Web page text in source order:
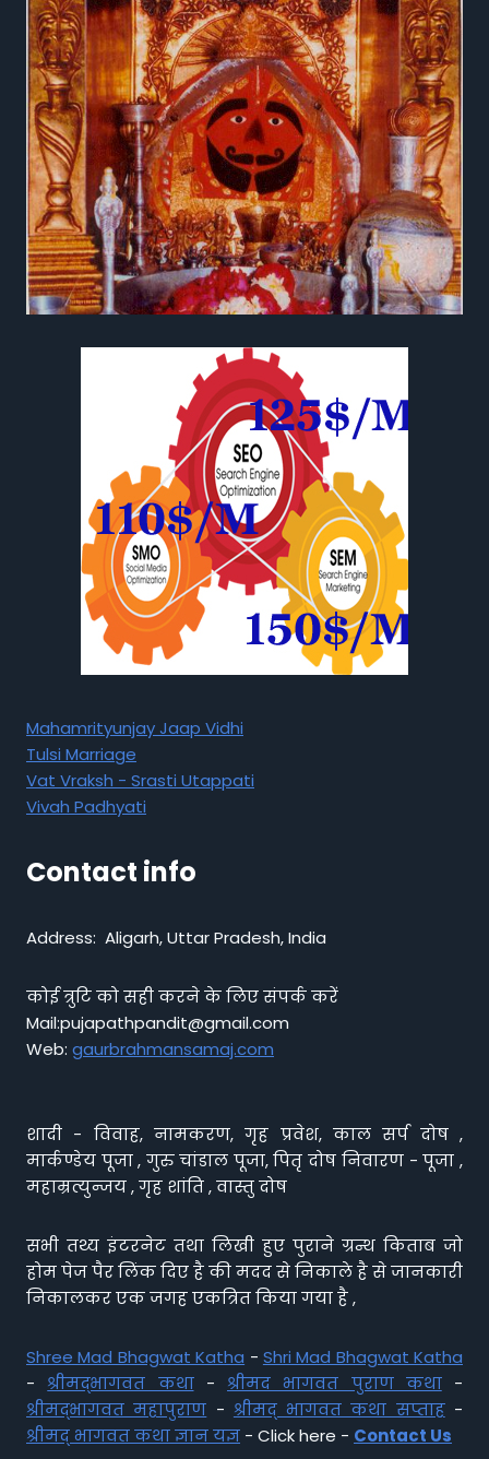
Mahamrityunjay Jaap Vidhi
Tulsi Marriage
Vat Vraksh - Srasti Utappati
Vivah Padhyati
Contact info
Address: Aligarh, Uttar Pradesh, India
कोई त्रुटि को सही करने के लिए संपर्क करें
Mail:pujapathpandit@gmail.com
Web: gaurbrahmansamaj.com
शादी - विवाह, नामकरण, गृह प्रवेश, काल सर्प दोष ,
मार्कण्डेय पूजा , गुरु चांडाल पूजा, पितृ दोष निवारण - पूजा ,
महाम्रत्युन्जय , गृह शांति , वास्तु दोष
सभी तथ्य इंटरनेट तथा लिखी हुए पुराने ग्रन्थ किताब जो
होम पेज पैर लिंक दिए है की मदद से निकाले है से जानकारी
निकालकर एक जगह एकत्रित किया गया है ,
Shree Mad Bhagwat Katha - Shri Mad Bhagwat Katha
- श्रीमद्भागवत कथा- श्रीमद भागवत पुराण कथा-
श्रीमद्भागवत महापुराण - श्रीमद् भागवत कथा सप्ताह-
श्रीमद् भागवत कथा ज्ञान यज्ञ - Click here - Contact Us